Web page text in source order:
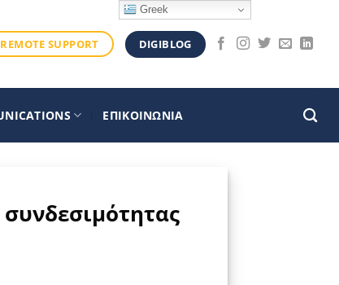
REMOTE SUPPORT DIGIBLOG
ΕΠΙΚΟΙΝΩΝΙΑ
Greek